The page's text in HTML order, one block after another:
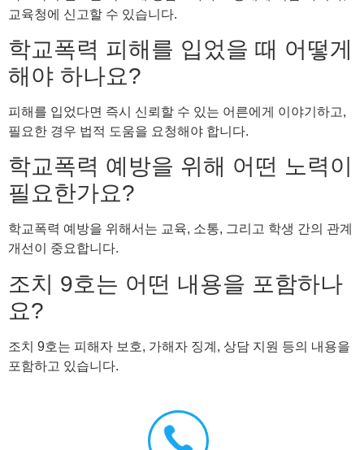
교육청에 신고할 수 있습니다.
학교폭력 피해를 입었을 때 어떻게
해야 하나요?
피해를 입었다면 즉시 신뢰할 수 있는 어른에게 이야기하고,
필요한 경우 법적 도움을 요청해야 합니다.
학교폭력 예방을 위해 어떤 노력이
필요한가요?
학교폭력 예방을 위해서는 교육, 소통, 그리고 학생 간의 관계
개선이 중요합니다.
조치 9호는 어떤 내용을 포함하나
요?
조치 9호는 피해자 보호, 가해자 징계, 상담 지원 등의 내용을
포함하고 있습니다.